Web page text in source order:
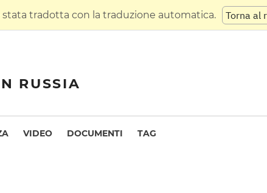
stata tradotta con la traduzione automatica. Torna al
RUSSIA
VIDEO DOCUMENTI TAG